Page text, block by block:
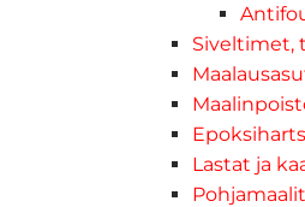
Siveltimet,
Lastat ja
Pohjamaalit